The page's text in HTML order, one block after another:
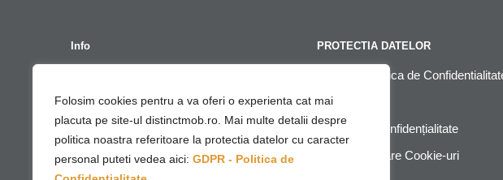
Folosim cookies pentru a va oferi o experienta cat mai
placuta pe site-ul distinctmob.ro. Mai multe detalii despre
politica noastra referitoare la protectia datelor cu caracter
personal puteti vedea aici: GDPR - Politica de
Info
Contact
ANPC
PROTECTIA DATELOR
GDPR – Politica de
Cont GDPR
Politica de Confidențialitate
Politica Utilizare Cookie-uri